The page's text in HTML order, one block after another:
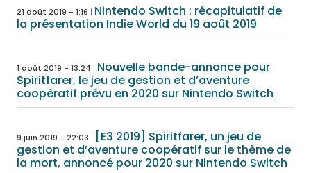
21 août 2019 - 1:16
Nintendo Switch : récapitulatif de
la présentation Indie World du 19 août 2019
1 août 2019 - 13:24
Nouvelle bande-annonce pour
Spiritfarer, le jeu de gestion et d’aventure
coopératif prévu en 2020 sur Nintendo Switch
9 juin 2019 - 22:03
[E3 2019] Spiritfarer, un jeu de
gestion et d’aventure coopératif sur le thème de
la mort, annoncé pour 2020 sur Nintendo Switch